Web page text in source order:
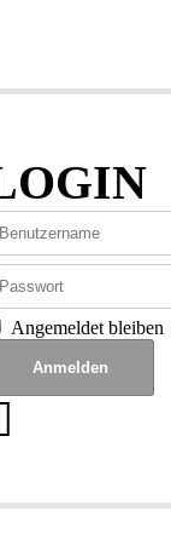
Angemeldet bleiben